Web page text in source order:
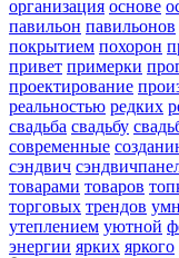
организация основе
павильон павильонов
покрытием похорон
привет примерки
проектирование
реальностью редких
свадьба свадьбу
современные
сэндвич
товарами товаров
торговых трендов
утеплением уютной
энергии ярких яркого